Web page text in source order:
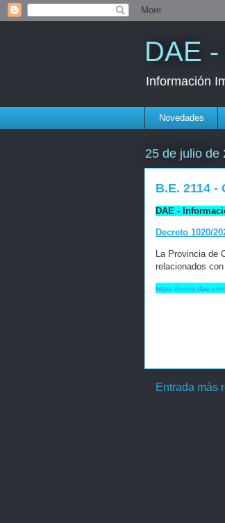
DAE
Información
Novedades
25 de julio de
B.E. 2114
DAE -
Decreto 1020/
La Provincia de
relacionados
https://
Entrada más